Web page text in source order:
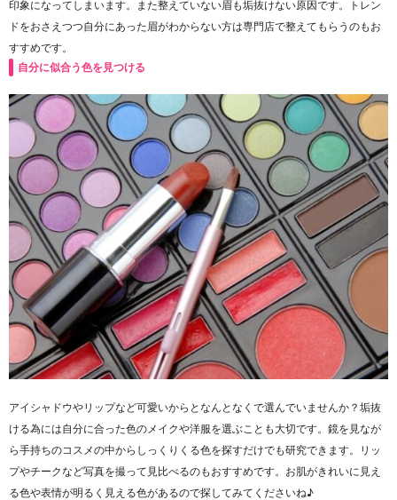
印象になってしまいます。また整えていない眉も垢抜けない原因です。トレン
ドをおさえつつ自分にあった眉がわからない方は専門店で整えてもらうのもお
すすめです。
自分に似合う色を見つける
アイシャドウやリップなど可愛いからとなんとなくで選んでいませんか？垢抜
ける為には自分に合った色のメイクや洋服を選ぶことも大切です。鏡を見なが
ら手持ちのコスメの中からしっくりくる色を探すだけでも研究できます。リッ
プやチークなど写真を撮って見比べるのもおすすめです。お肌がきれいに見え
る色や表情が明るく見える色があるので探してみてくださいね♪